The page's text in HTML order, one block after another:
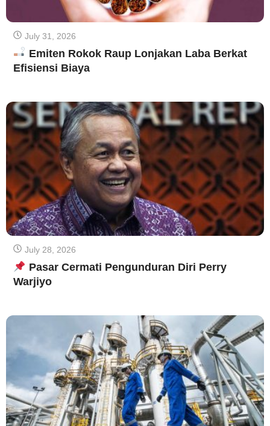
July 31, 2026
Emiten Rokok Raup Lonjakan Laba Berkat
Efisiensi Biaya
July 28, 2026
Pasar Cermati Pengunduran Diri Perry
Warjiyo